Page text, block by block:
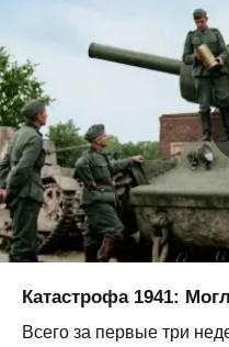
Катастрофа 1941:
Всего за первые три